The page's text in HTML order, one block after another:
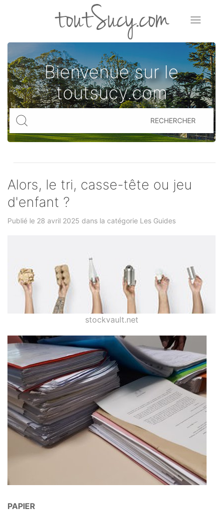
toutSucy.com
Bienvenue sur le
toutsucy.com
RECHERCHER
Alors, le tri, casse-tête ou jeu
d'enfant ?
Publié le 28 avril 2025 dans la catégorie Les Guides
stockvault.net
PAPIER